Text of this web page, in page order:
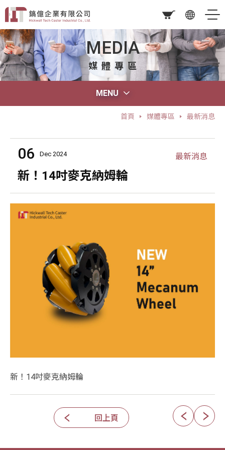
MEDIA
媒體專區
MENU
首頁 媒體專區 最新消息
06 Dec 2024
新！14吋麥克納姆輪
最新消息
新！14吋麥克納姆輪
回上頁